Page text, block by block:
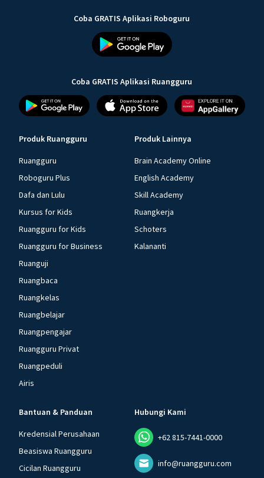
Coba GRATIS Aplikasi Roboguru
Coba GRATIS Aplikasi Ruangguru
Produk Ruangguru
Ruangguru
Roboguru Plus
Dafa dan Lulu
Kursus for Kids
Ruangguru for Kids
Ruangguru for Business
Ruanguji
Ruangbaca
Ruangkelas
Ruangbelajar
Ruangpengajar
Ruangguru Privat
Ruangpeduli
Airis
Produk Lainnya
Brain Academy Online
English Academy
Skill Academy
Ruangkerja
Schoters
Kalananti
Bantuan & Panduan
Kredensial Perusahaan
Beasiswa Ruangguru
Cicilan Ruangguru
Hubungi Kami
+62 815-7441-0000
info@ruangguru.com